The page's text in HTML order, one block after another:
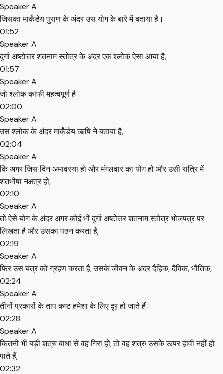
Speaker A
जिसका मार्कंडेय पुराण के अंदर उस योग के बारे में बताया है।
01:52
Speaker A
दुर्गा अष्टोत्तर शतनाम स्तोत्र के अंदर एक श्लोक ऐसा आया है,
01:57
Speaker A
जो श्लोक काफी महत्वपूर्ण है।
02:00
Speaker A
उस श्लोक के अंदर मार्कंडेय ऋषि ने बताया है,
02:04
Speaker A
कि अगर जिस दिन अमावस्या हो और मंगलवार का योग हो और उसी रात्रि में
शतभीषा नक्षत्र हो,
02:10
Speaker A
तो ऐसे योग के अंदर अगर कोई भी दुर्गा अष्टोत्तर शतनाम स्तोत्र भोजपत्र पर
लिखता है और उसका पठन करता है,
02:19
Speaker A
फिर उस यंत्र को ग्रहण करता है, उसके जीवन के अंदर दैहिक, दैविक, भौतिक,
02:24
Speaker A
तीनों प्रकारों के ताप कष्ट हमेशा के लिए दूर हो जाते हैं।
02:28
Speaker A
कितनी भी बड़ी शत्रु बाधा से वह गिरा हो, तो वह शत्रु उसके ऊपर हावी नहीं हो
पाते हैं,
02:32